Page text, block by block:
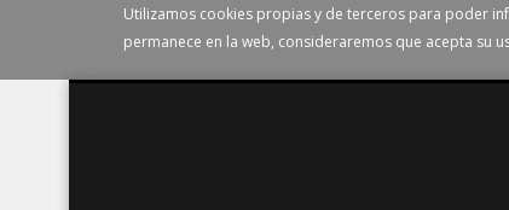
Utilizamos cookies propias y de terceros para poder
permanece en la web, consideraremos que acepta su